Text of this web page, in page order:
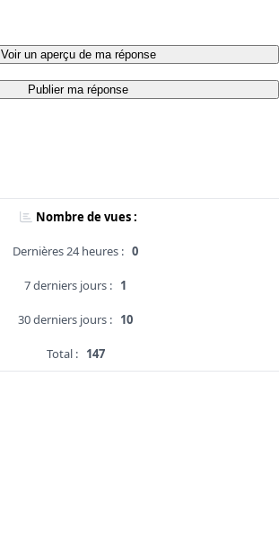
Voir un aperçu de ma réponse
Publier ma réponse
Nombre de vues :
Dernières 24 heures : 0
7 derniers jours : 1
30 derniers jours : 10
Total : 147